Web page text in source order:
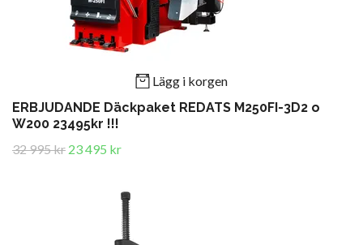
Lägg i korgen
ERBJUDANDE Däckpaket REDATS M250FI-3D2 o
W200 23495kr !!!
32 995 kr 23 495 kr